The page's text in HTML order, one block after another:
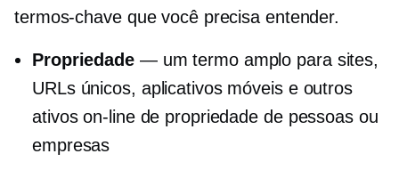
termos-chave que você precisa entender.
Propriedade— um termo amplo para sites,
URLs únicos, aplicativos móveis e outros
ativos on-line de propriedade de pessoas ou
empresas